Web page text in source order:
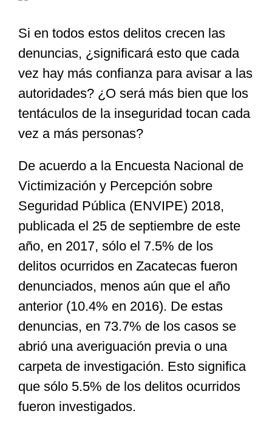
Si en todos estos delitos crecen las
denuncias, ¿significará esto que cada
vez hay más confianza para avisar a las
autoridades? ¿O será más bien que los
tentáculos de la inseguridad tocan cada
vez a más personas?
De acuerdo a la Encuesta Nacional de
Victimización y Percepción sobre
Seguridad Pública (ENVIPE) 2018,
publicada el 25 de septiembre de este
año, en 2017, sólo el 7.5% de los
delitos ocurridos en Zacatecas fueron
denunciados, menos aún que el año
anterior (10.4% en 2016). De estas
denuncias, en 73.7% de los casos se
abrió una averiguación previa o una
carpeta de investigación. Esto significa
que sólo 5.5% de los delitos ocurridos
fueron investigados.